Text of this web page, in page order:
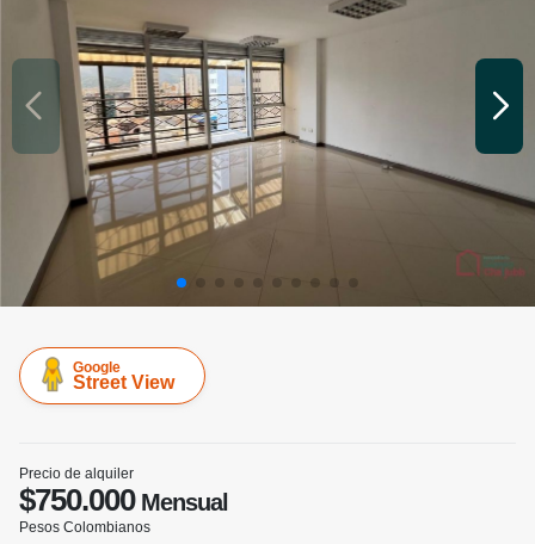
Google
Street View
Precio de alquiler
$750.000Mensual
Pesos Colombianos